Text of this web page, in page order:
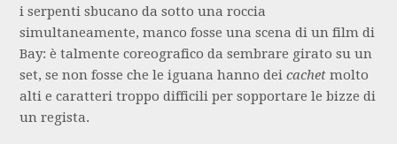
i serpenti sbucano da sotto una roccia
simultaneamente, manco fosse una scena di un film di
Bay: è talmente coreografico da sembrare girato su un
set, se non fosse che le iguana hanno deicachet molto
alti e caratteri troppo difficili per sopportare le bizze di
un regista.